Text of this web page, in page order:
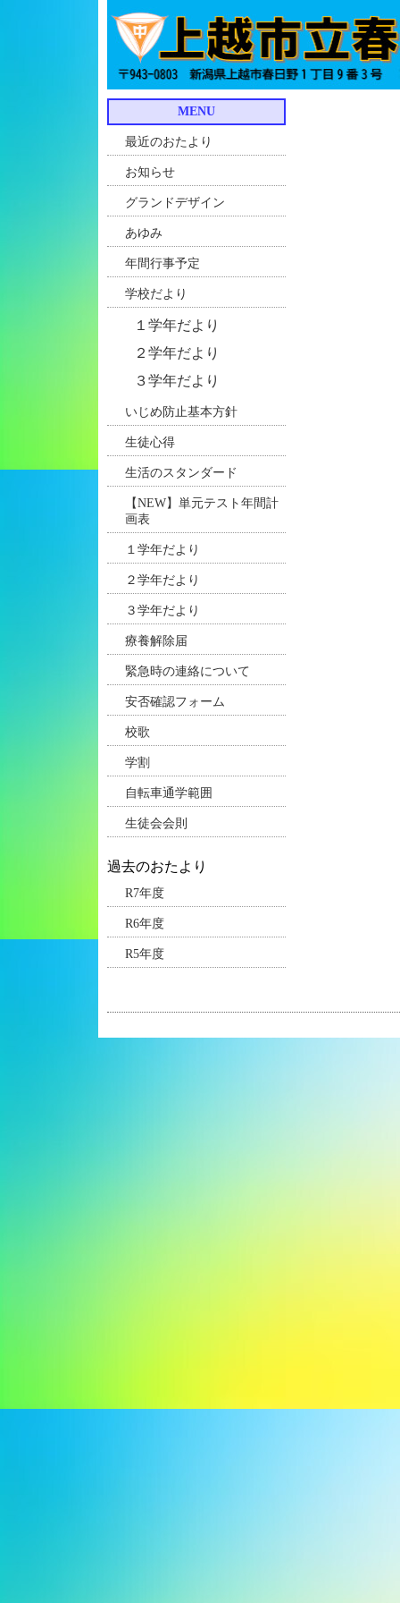
MENU
最近のおたより
お知らせ
グランドデザイン
あゆみ
年間行事予定
学校だより
１学年だより
２学年だより
３学年だより
いじめ防止基本方針
生徒心得
生活のスタンダード
【NEW】単元テスト年間計
画表
１学年だより
２学年だより
３学年だより
療養解除届
緊急時の連絡について
安否確認フォーム
校歌
学割
自転車通学範囲
生徒会会則
過去のおたより
R7年度
R6年度
R5年度